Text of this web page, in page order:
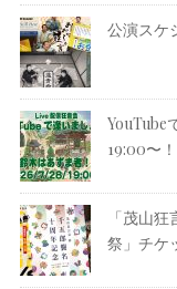
公演スケ
YouTube
19:00〜！
「茂山
祭」チケ